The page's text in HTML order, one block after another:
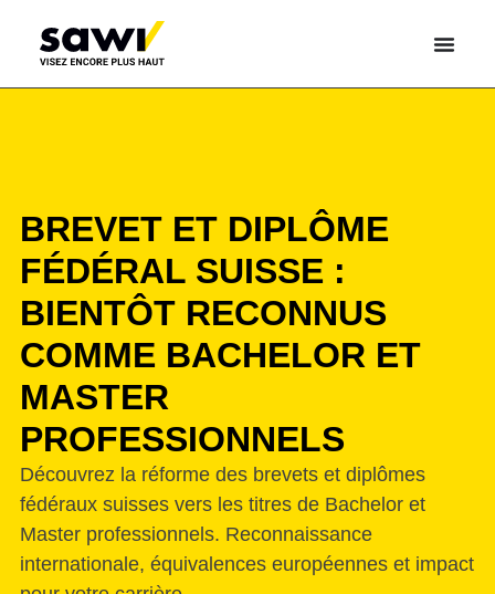
BREVET ET DIPLÔME
FÉDÉRAL SUISSE :
BIENTÔT RECONNUS
COMME BACHELOR ET
MASTER
PROFESSIONNELS
Découvrez la réforme des brevets et diplômes
fédéraux suisses vers les titres de Bachelor et
Master professionnels. Reconnaissance
internationale, équivalences européennes et impact